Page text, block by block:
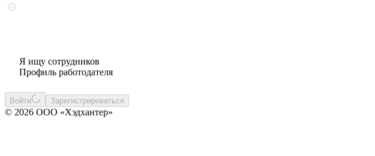
Я ищу сотрудников
Профиль работодателя
Войти Зарегистрироваться
© 2026 ООО «Хэдхантер»